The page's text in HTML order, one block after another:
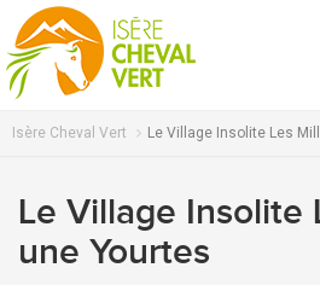
Isère Cheval Vert Le Village Insolite Les
Le Village Insolite
une Yourtes